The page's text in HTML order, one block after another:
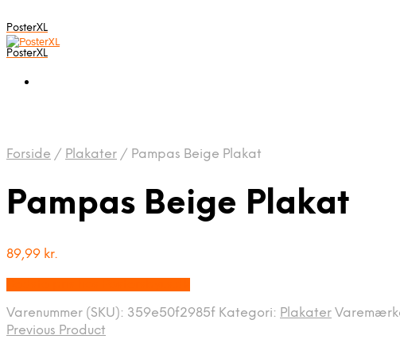
PosterXL
PosterXL
Forside / Plakater / Pampas Beige Plakat
Pampas Beige Plakat
89,99 kr.
Varenummer (SKU): 359e50f2985f Kategori: Plakater
Previous Product